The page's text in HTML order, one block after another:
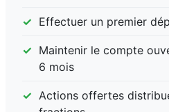
Effectuer un premier
Maintenir le compte
6 mois
Actions offertes